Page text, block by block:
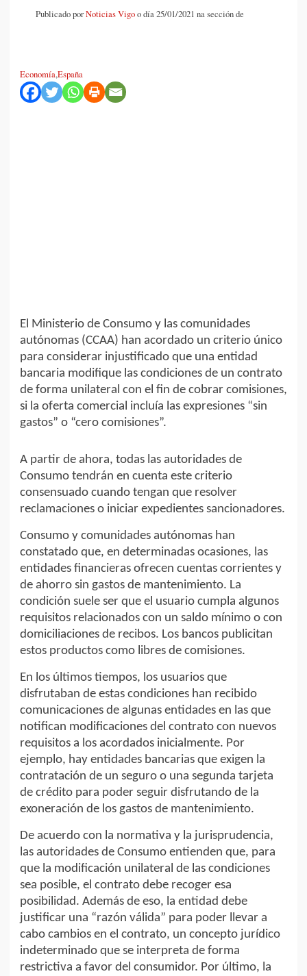
Publicado porNoticias Vigoo día 25/01/2021 na sección de
Economía,España
El Ministerio de Consumo y las comunidades
autónomas (CCAA) han acordado un criterio único
para considerar injustificado que una entidad
bancaria modifique las condiciones de un contrato
de forma unilateral con el fin de cobrar comisiones,
si la oferta comercial incluía las expresiones “sin
gastos” o “cero comisiones”.
A partir de ahora, todas las autoridades de
Consumo tendrán en cuenta este criterio
consensuado cuando tengan que resolver
reclamaciones o iniciar expedientes sancionadores.
Consumo y comunidades autónomas han
constatado que, en determinadas ocasiones, las
entidades financieras ofrecen cuentas corrientes y
de ahorro sin gastos de mantenimiento. La
condición suele ser que el usuario cumpla algunos
requisitos relacionados con un saldo mínimo o con
domiciliaciones de recibos. Los bancos publicitan
estos productos como libres de comisiones.
En los últimos tiempos, los usuarios que
disfrutaban de estas condiciones han recibido
comunicaciones de algunas entidades en las que
notifican modificaciones del contrato con nuevos
requisitos a los acordados inicialmente. Por
ejemplo, hay entidades bancarias que exigen la
contratación de un seguro o una segunda tarjeta
de crédito para poder seguir disfrutando de la
exoneración de los gastos de mantenimiento.
De acuerdo con la normativa y la jurisprudencia,
las autoridades de Consumo entienden que, para
que la modificación unilateral de las condiciones
sea posible, el contrato debe recoger esa
posibilidad. Además de eso, la entidad debe
justificar una “razón válida” para poder llevar a
cabo cambios en el contrato, un concepto jurídico
indeterminado que se interpreta de forma
restrictiva a favor del consumidor. Por último, la